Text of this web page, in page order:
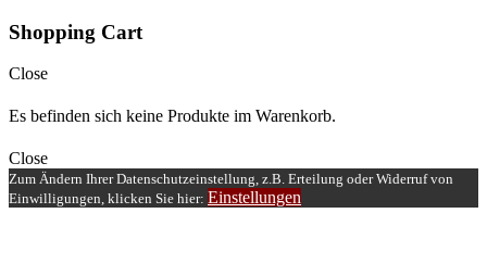
Shopping Cart
Close
Es befinden sich keine Produkte im Warenkorb.
Close
Zum Ändern Ihrer Datenschutzeinstellung, z.B. Erteilung oder Widerruf von
Einwilligungen, klicken Sie hier: Einstellungen